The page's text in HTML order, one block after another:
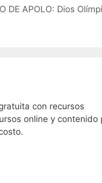
DE APOLO: Dios
con recursos
online y contenido